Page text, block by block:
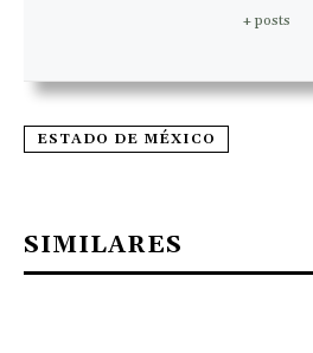
+ posts
ESTADO DE MÉXICO
SIMILARES